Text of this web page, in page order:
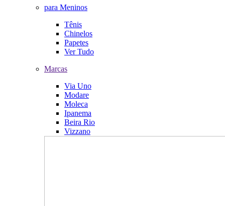
para Meninos
Tênis
Chinelos
Papetes
Ver Tudo
Marcas
Via Uno
Modare
Moleca
Ipanema
Beira Rio
Vizzano